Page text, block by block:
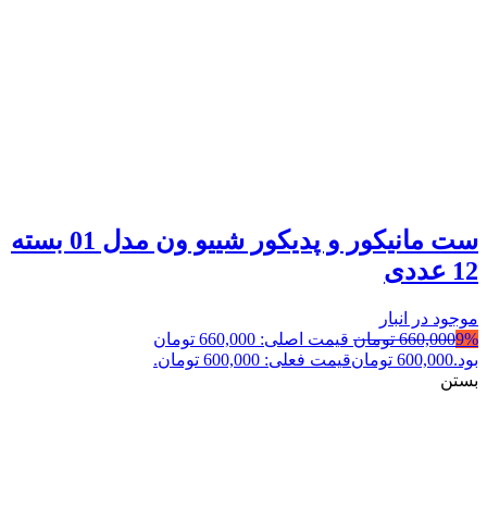
ست مانیکور و پدیکور شییو ون مدل 01 بسته
12 عددی
موجود در انبار
9%
660,000 تومان
قیمت اصلی: 660,000 تومان
بود.600,000 تومانقیمت فعلی: 600,000 تومان.
بستن